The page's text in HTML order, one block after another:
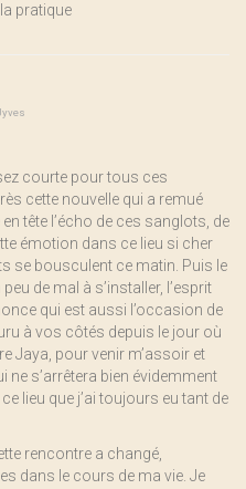
pratique
courte pour tous ces
cette nouvelle qui a remué
tête l’écho de ces sanglots, de
émotion dans ce lieu si cher
se bousculent ce matin. Puis le
de mal à s’installer, l’esprit
qui est aussi l’occasion de
à vos côtés depuis le jour où
Jaya, pour venir m’assoir et
s’arrêtera bien évidemment
lieu que j’ai toujours eu tant de
rencontre a changé,
dans le cours de ma vie. Je